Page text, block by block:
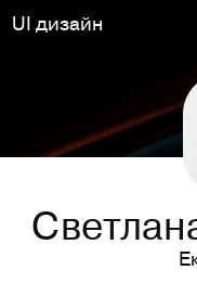
UI дизайн